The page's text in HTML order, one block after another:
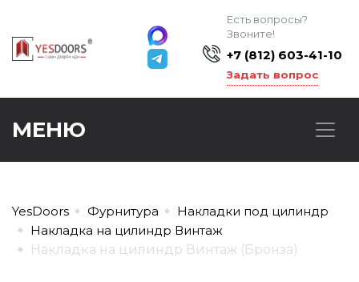
Есть вопросы?
Звоните!
+7 (812) 603-41-10
Задать вопрос
МЕНЮ
YesDoors Фурнитура
Накладки под цилиндр
Накладка на цилиндр Винтаж
Накладка на цилиндр Винтаж (Бронза)